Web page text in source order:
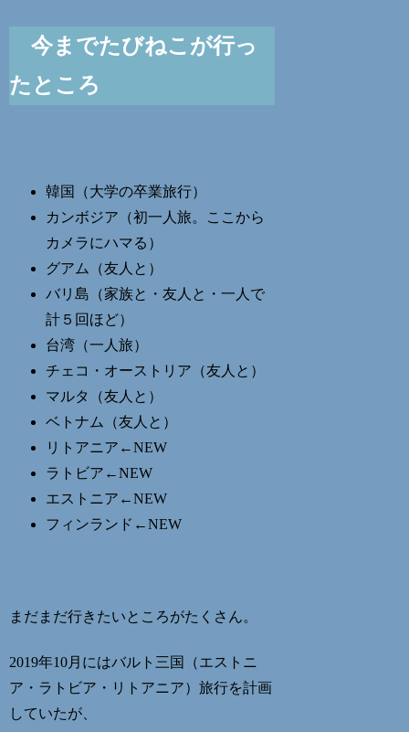
今までたびねこが行っ
たところ
韓国（大学の卒業旅行）
カンボジア（初一人旅。ここから
カメラにハマる）
グアム（友人と）
バリ島（家族と・友人と・一人で
計５回ほど）
台湾（一人旅）
チェコ・オーストリア（友人と）
マルタ（友人と）
ベトナム（友人と）
リトアニア←NEW
ラトビア←NEW
エストニア←NEW
フィンランド←NEW
まだまだ行きたいところがたくさん。
2019年10月にはバルト三国（エストニ
ア・ラトビア・リトアニア）旅行を計画
していたが、